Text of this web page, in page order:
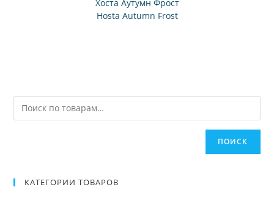
Хоста Аутумн Фрост
Hosta Autumn Frost
ПОИСК
КАТЕГОРИИ ТОВАРОВ